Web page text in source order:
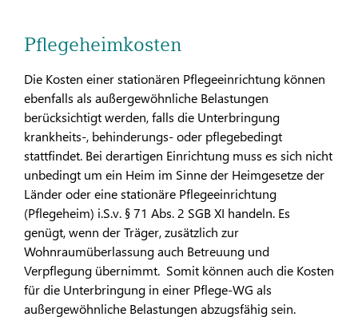
Pflegeheimkosten
Die Kosten einer stationären Pflegeeinrichtung können
ebenfalls als außergewöhnliche Belastungen
berücksichtigt werden, falls die Unterbringung
krankheits-, behinderungs- oder pflegebedingt
stattfindet. Bei derartigen Einrichtung muss es sich nicht
unbedingt um ein Heim im Sinne der Heimgesetze der
Länder oder eine stationäre Pflegeeinrichtung
(Pflegeheim) i.S.v. § 71 Abs. 2 SGB XI handeln. Es
genügt, wenn der Träger, zusätzlich zur
Wohnraumüberlassung auch Betreuung und
Verpflegung übernimmt. Somit können auch die Kosten
für die Unterbringung in einer Pflege-WG als
außergewöhnliche Belastungen abzugsfähig sein.